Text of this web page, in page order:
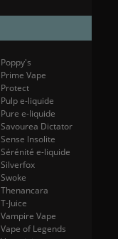
Poppy's
Prime Vape
Protect
Pulp e-liquide
Pure e-liquide
Savourea Dictator
Sense Insolite
Sérénité e-liquide
Silverfox
Swoke
Thenancara
T-Juice
Vampire Vape
Vape of Legends